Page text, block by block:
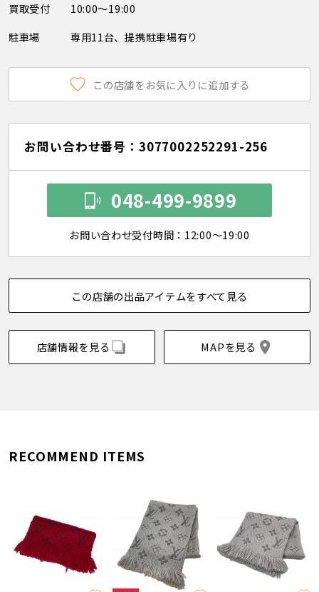
買取受付
10:00～19:00
駐車場
専用11台、提携駐車場有り
この店舗をお気に入りに追加する
お問い合わせ番号：3077002252291-256
048-499-9899
お問い合わせ受付時間：12:00～19:00
この店舗の出品アイテムをすべて見る
店舗情報を見る MAPを見る
RECOMMEND ITEMS